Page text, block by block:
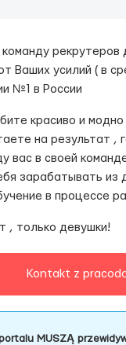
Ваших усилий ( в
№1 в России
красиво и
на результат ,
в своей
зарабатывать
в процессе
, только девушки!
Kontakt z
MUSZĄ